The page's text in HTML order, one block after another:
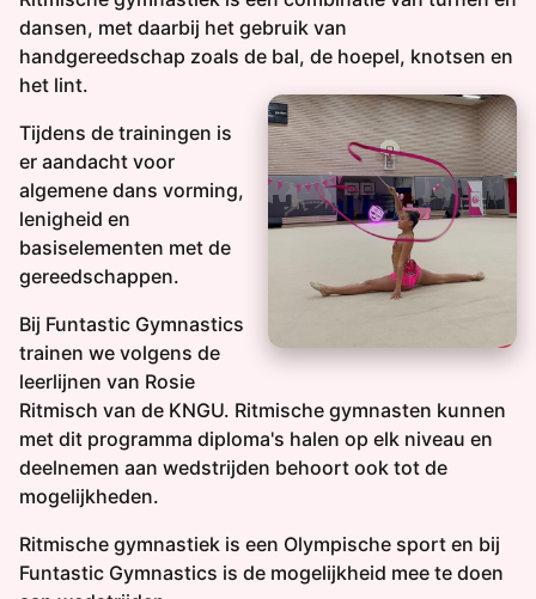
dansen, met daarbij het gebruik van
handgereedschap zoals de bal, de hoepel, knotsen en
het lint.
Tijdens de trainingen is
er aandacht voor
algemene dans vorming,
lenigheid en
basiselementen met de
gereedschappen.
Bij Funtastic Gymnastics
trainen we volgens de
leerlijnen van Rosie
Ritmisch van de KNGU. Ritmische gymnasten kunnen
met dit programma diploma's halen op elk niveau en
deelnemen aan wedstrijden behoort ook tot de
mogelijkheden.
Ritmische gymnastiek is een Olympische sport en bij
Funtastic Gymnastics is de mogelijkheid mee te doen